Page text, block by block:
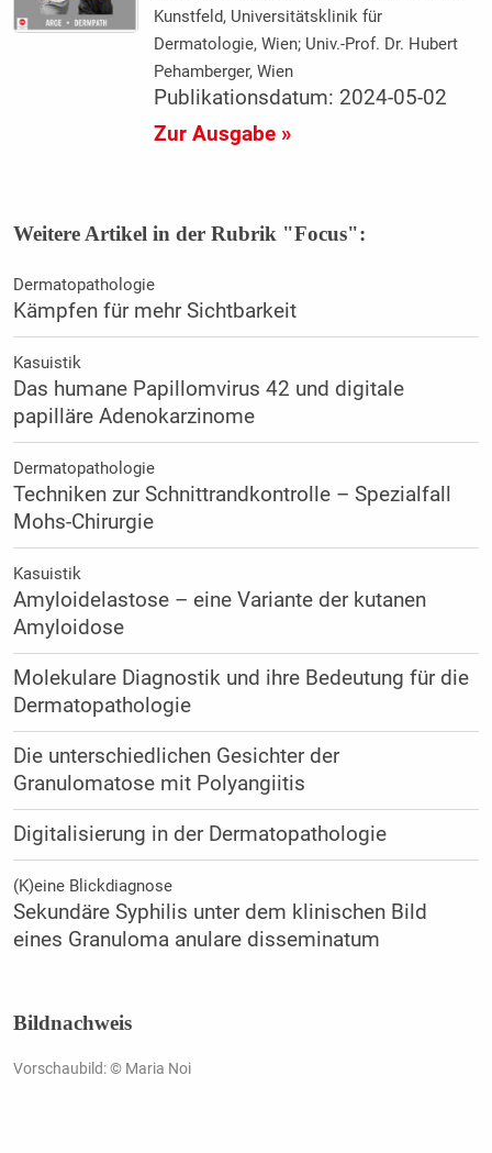
Kunstfeld, Universitätsklinik für
Dermatologie, Wien; Univ.-Prof. Dr. Hubert
Pehamberger, Wien
Publikationsdatum: 2024-05-02
Zur Ausgabe »
Weitere Artikel in der Rubrik "Focus":
Dermatopathologie
Kämpfen für mehr Sichtbarkeit
Kasuistik
Das humane Papillomvirus 42 und digitale
papilläre Adenokarzinome
Dermatopathologie
Techniken zur Schnittrandkontrolle – Spezialfall
Mohs-Chirurgie
Kasuistik
Amyloidelastose – eine Variante der kutanen
Amyloidose
Molekulare Diagnostik und ihre Bedeutung für die
Dermatopathologie
Die unterschiedlichen Gesichter der
Granulomatose mit Polyangiitis
Digitalisierung in der Dermatopathologie
(K)eine Blickdiagnose
Sekundäre Syphilis unter dem klinischen Bild
eines Granuloma anulare disseminatum
Bildnachweis
Vorschaubild: © Maria Noi